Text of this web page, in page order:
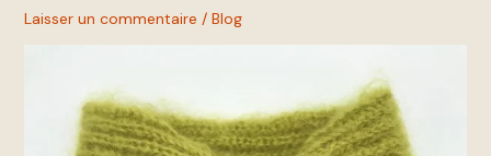
Laisser un commentaire / Blog
laine